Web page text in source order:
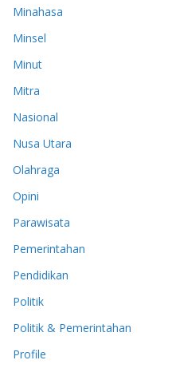
Minahasa
Minsel
Minut
Mitra
Nasional
Nusa Utara
Olahraga
Opini
Parawisata
Pemerintahan
Pendidikan
Politik
Politik & Pemerintahan
Profile